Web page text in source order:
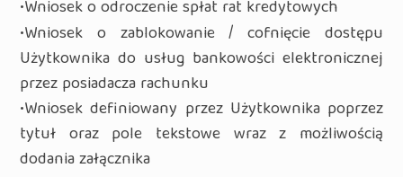
•Wniosek o odroczenie spłat rat kredytowych
•Wniosek o zablokowanie / cofnięcie dostępu
Użytkownika do usług bankowości elektronicznej
przez posiadacza rachunku
•Wniosek definiowany przez Użytkownika poprzez
tytuł oraz pole tekstowe wraz z możliwością
dodania załącznika